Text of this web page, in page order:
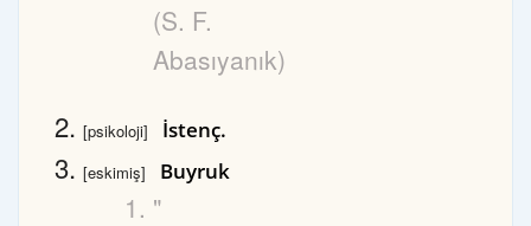
(S. F.
Abasıyanık)
[psikoloji] İstenç.
[eskimiş] Buyruk
"